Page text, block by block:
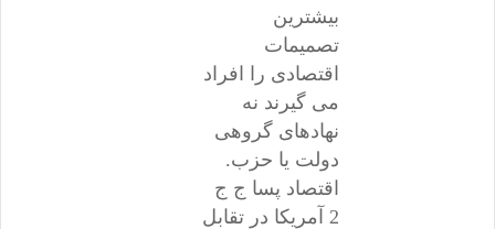
بیشترین
تصمیمات
اقتصادی را افراد
می گیرند نه
نهادهای گروهی
دولت یا حزب.
اقتصاد پسا ج ج
2 آمریکا در تقابل